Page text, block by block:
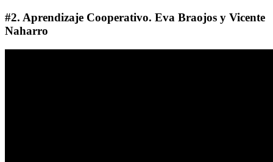
#2. Aprendizaje Cooperativo. Eva Braojos y Vicente
Naharro